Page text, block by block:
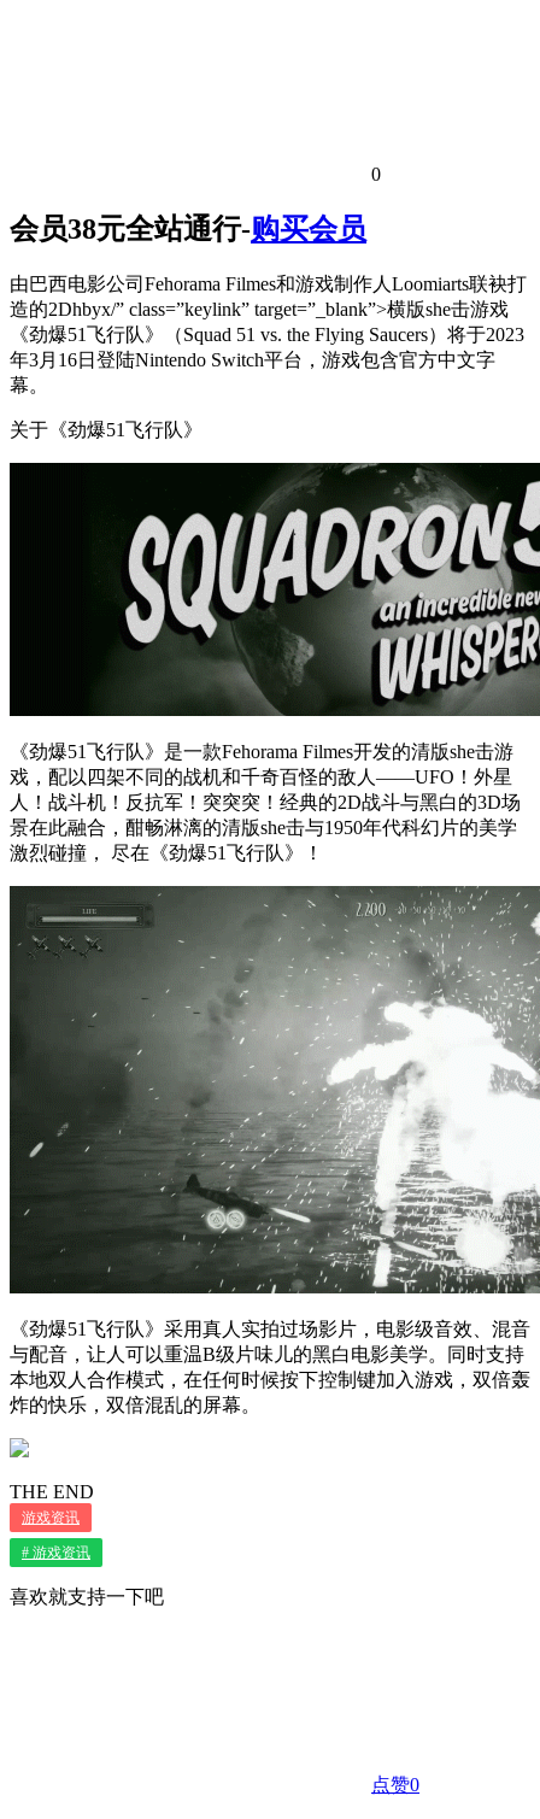
0
会员38元全站通行-购买会员
由巴西电影公司Fehorama Filmes和游戏制作人Loomiarts联袂打
造的2Dhbyx/” class=”keylink” target=”_blank”>横版she击游戏
《劲爆51飞行队》（Squad 51 vs. the Flying Saucers）将于2023
年3月16日登陆Nintendo Switch平台，游戏包含官方中文字
幕。
关于《劲爆51飞行队》
《劲爆51飞行队》是一款Fehorama Filmes开发的清版she击游
戏，配以四架不同的战机和千奇百怪的敌人——UFO！外星
人！战斗机！反抗军！突突突！经典的2D战斗与黑白的3D场
景在此融合，酣畅淋漓的清版she击与1950年代科幻片的美学
激烈碰撞， 尽在《劲爆51飞行队》！
《劲爆51飞行队》采用真人实拍过场影片，电影级音效、混音
与配音，让人可以重温B级片味儿的黑白电影美学。同时支持
本地双人合作模式，在任何时候按下控制键加入游戏，双倍轰
炸的快乐，双倍混乱的屏幕。
THE END
游戏资讯
# 游戏资讯
喜欢就支持一下吧
点赞0